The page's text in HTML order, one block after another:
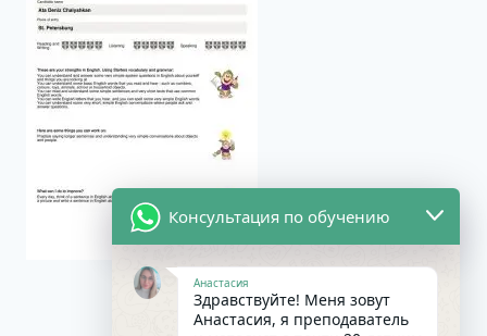
Консультация по обучению
Анастасия
Здравствуйте! Меня зовут
Анастасия, я преподаватель